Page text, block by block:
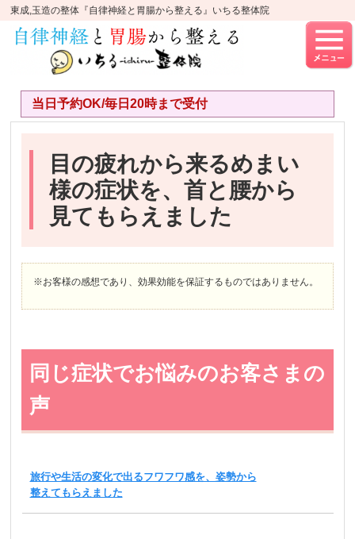
東成,玉造の整体『自律神経と胃腸から整える』いちる整体院
当日予約OK/毎日20時まで受付
目の疲れから来るめまい
様の症状を、首と腰から
見てもらえました
※お客様の感想であり、効果効能を保証するものではありません。
同じ症状でお悩みのお客さまの
声
旅行や生活の変化で出るフワフワ感を、姿勢から
整えてもらえました